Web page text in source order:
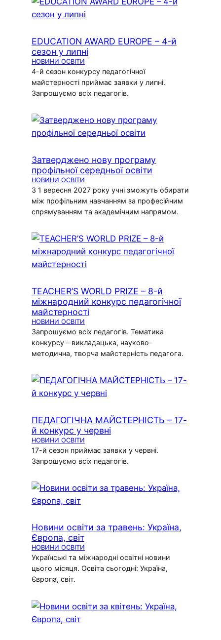
EDUCATION AWARD EUROPE – 4-й
сезон у липні
НОВИНИ ОСВІТИ
4-й сезон конкурсу педагогічної
майстерності приймає заявки у липні.
Запрошуємо всіх педагогів.
Затверджено нову програму
профільної середньої освіти
НОВИНИ ОСВІТИ
З 1 вересня 2027 року учні зможуть обирати
між профільним навчанням за професійним
спрямуванням та академічним напрямом.
TEACHER’S WORLD PRIZE – 8-й
міжнародний конкурс педагогічної
майстерності
НОВИНИ ОСВІТИ
Запрошуємо всіх педагогів. Тематика
конкурсу – викладацька, науково-
методична, творча майстерність педагога.
ПЕДАГОГІЧНА МАЙСТЕРНІСТЬ – 17-
й конкурс у червні
НОВИНИ ОСВІТИ
17-й сезон приймає заявки у червні.
Запрошуємо всіх педагогів.
Новини освіти за травень: Україна,
Європа, світ
НОВИНИ ОСВІТИ
Українські та міжнародні освітні новини
цього місяця. Освіта сьогодні: Україна,
Європа, світ.